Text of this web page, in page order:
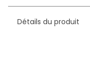
Détails du produit